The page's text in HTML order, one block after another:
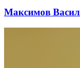
Максимов